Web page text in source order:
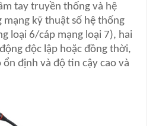
tay truyền thống và hệ
kỹ thuật số hệ thống
loại 6/cáp mạng loại 7), hai
độc lập hoặc đồng thời,
định và độ tin cậy cao và